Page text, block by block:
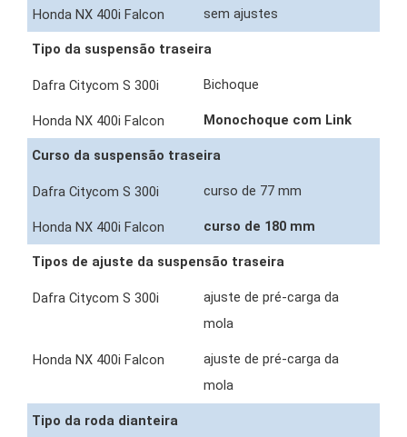
sem ajustes
Tipo da suspensão traseira
Bichoque
Monochoque com Link
Curso da suspensão traseira
curso de 77 mm
curso de 180 mm
Tipos de ajuste da suspensão traseira
ajuste de pré-carga da
mola
ajuste de pré-carga da
mola
Tipo da roda dianteira